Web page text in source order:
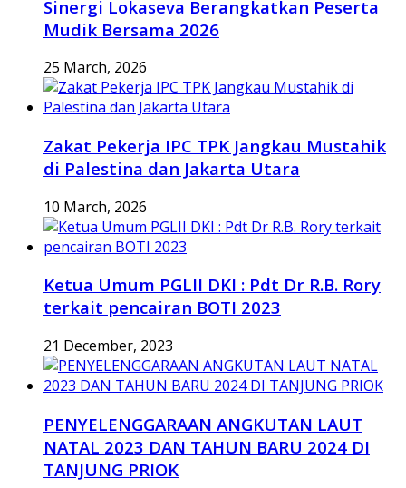
Sinergi Lokaseva Berangkatkan Peserta
Mudik Bersama 2026
25 March, 2026
Zakat Pekerja IPC TPK Jangkau Mustahik
di Palestina dan Jakarta Utara
10 March, 2026
Ketua Umum PGLII DKI : Pdt Dr R.B. Rory
terkait pencairan BOTI 2023
21 December, 2023
PENYELENGGARAAN ANGKUTAN LAUT
NATAL 2023 DAN TAHUN BARU 2024 DI
TANJUNG PRIOK